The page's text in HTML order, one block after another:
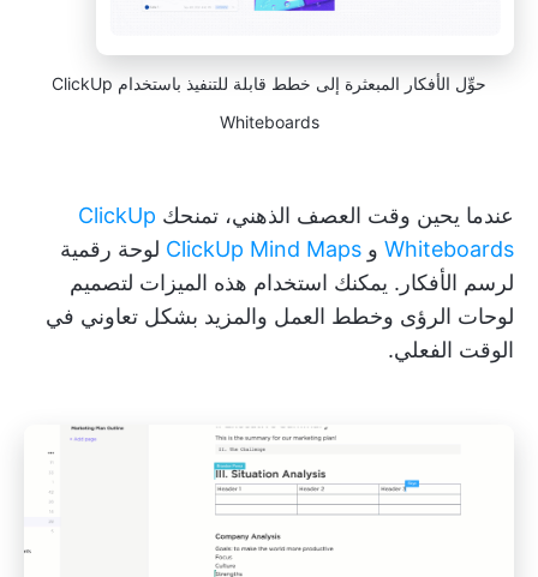
حوِّل الأفكار المبعثرة إلى خطط قابلة للتنفيذ باستخدام ClickUp
Whiteboards
عندما يحين وقت العصف الذهني، تمنحك ClickUp
Whiteboards و ClickUp Mind Maps لوحة رقمية
لرسم الأفكار. يمكنك استخدام هذه الميزات لتصميم
لوحات الرؤى وخطط العمل والمزيد بشكل تعاوني في
الوقت الفعلي.